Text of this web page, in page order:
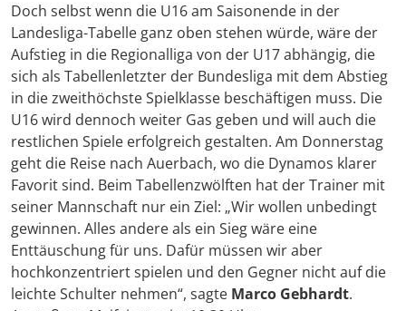
Doch selbst wenn die U16 am Saisonende in der
Landesliga-Tabelle ganz oben stehen würde, wäre der
Aufstieg in die Regionalliga von der U17 abhängig, die
sich als Tabellenletzter der Bundesliga mit dem Abstieg
in die zweithöchste Spielklasse beschäftigen muss. Die
U16 wird dennoch weiter Gas geben und will auch die
restlichen Spiele erfolgreich gestalten. Am Donnerstag
geht die Reise nach Auerbach, wo die Dynamos klarer
Favorit sind. Beim Tabellenzwölften hat der Trainer mit
seiner Mannschaft nur ein Ziel: „Wir wollen unbedingt
gewinnen. Alles andere als ein Sieg wäre eine
Enttäuschung für uns. Dafür müssen wir aber
hochkonzentriert spielen und den Gegner nicht auf die
leichte Schulter nehmen“, sagte Marco Gebhardt.